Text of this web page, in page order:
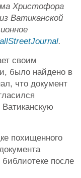
Христофора
Ватиканской
.
своим
было найдено в
что документ
Ватиканскую
похищенного
после